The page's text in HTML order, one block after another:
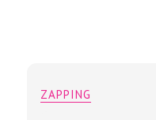
ZAPPING